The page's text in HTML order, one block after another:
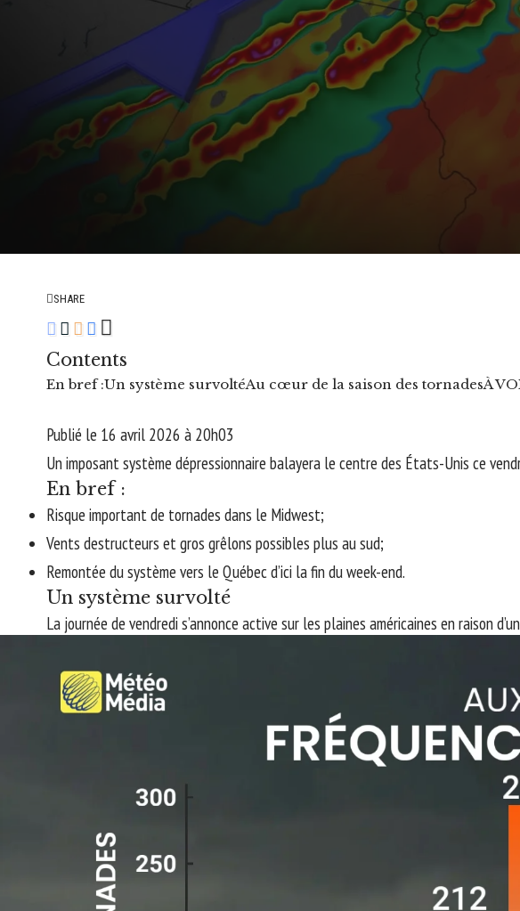
SHARE
Contents
En bref :Un système survoltéAu cœur de la saison des tornadesÀ
Publié le 16 avril 2026 à 20h03
Un imposant système dépressionnaire balayera le centre des États-Unis ce
En bref :
Risque important de tornades dans le Midwest;
Vents destructeurs et gros grêlons possibles plus au sud;
Remontée du système vers le Québec d’ici la fin du week-end.
Un système survolté
La journée de vendredi s’annonce active sur les plaines américaines en raison
système dépressionnaire, selon le Storm Prediction Center (le centre américain de
Les menaces principales diffèrent selon les secteurs. Le risque de tornades
dans le nord-ouest de l’Illinois. C’est près de ce centre dépressionnaire que le
Plus au sud, au Missouri, au Kansas et en Oklahoma, ce sont principalement
« C’est un système très dynamique, un important front froid, beaucoup
Au cœur de la saison des tornades
Les tornades ne sont pas inhabituelles en cette période de l’année aux États-
de 212 tornades observées entre 1991 et 2020.